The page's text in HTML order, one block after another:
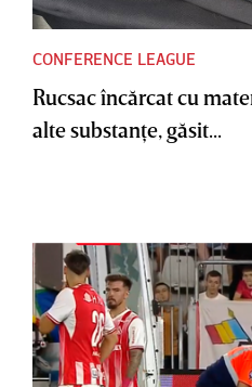
CONFERENCE LEAGUE
Rucsac încărcat cu
alte substanţe, găsit...